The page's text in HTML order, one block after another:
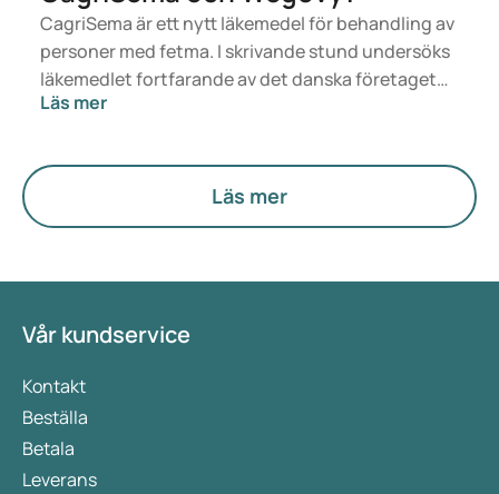
CagriSema är ett nytt läkemedel för behandling av
personer med fetma. I skrivande stund undersöks
läkemedlet fortfarande av det danska företaget
Novo Nordisk och har ännu inte kommit ut på
CagriSema och Wegovy (som redan finns på
att främja viktminskning, men de har olika
Läs mer
Läs mer
Vår kundservice
Kontakt
Beställa
Betala
Leverans